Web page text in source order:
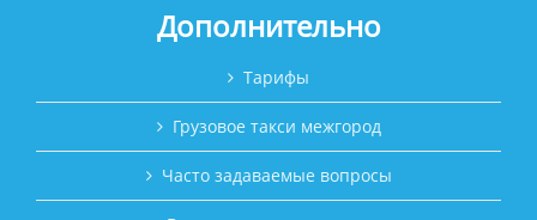
Дополнительно
Тарифы
Грузовое такси межгород
Часто задаваемые вопросы